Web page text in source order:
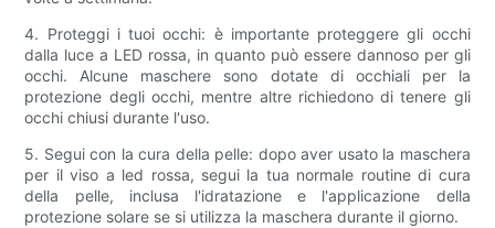
4. Proteggi i tuoi occhi: è importante proteggere gli occhi
dalla luce a LED rossa, in quanto può essere dannoso per gli
occhi. Alcune maschere sono dotate di occhiali per la
protezione degli occhi, mentre altre richiedono di tenere gli
occhi chiusi durante l'uso.
5. Segui con la cura della pelle: dopo aver usato la maschera
per il viso a led rossa, segui la tua normale routine di cura
della pelle, inclusa l'idratazione e l'applicazione della
protezione solare se si utilizza la maschera durante il giorno.